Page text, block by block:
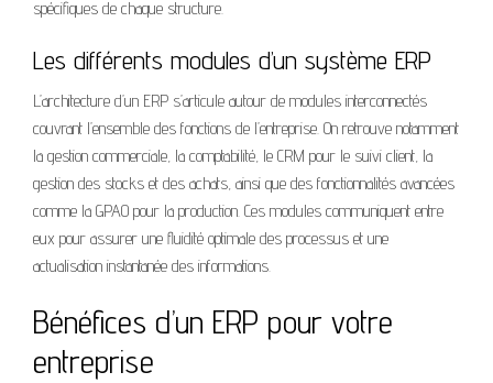
spécifiques de chaque structure.
Les différents modules d’un système ERP
L’architecture d’un ERP s’articule autour de modules interconnectés
couvrant l’ensemble des fonctions de l’entreprise. On retrouve notamment
la gestion commerciale, la comptabilité, le CRM pour le suivi client, la
gestion des stocks et des achats, ainsi que des fonctionnalités avancées
comme la GPAO pour la production. Ces modules communiquent entre
eux pour assurer une fluidité optimale des processus et une
actualisation instantanée des informations.
Bénéfices d’un ERP pour votre
entreprise